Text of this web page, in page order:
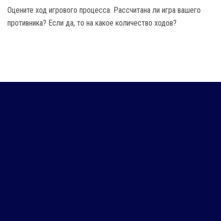
Оцените ход игрового процесса. Рассчитана ли игра вашего
противника? Если да, то на какое количество ходов?